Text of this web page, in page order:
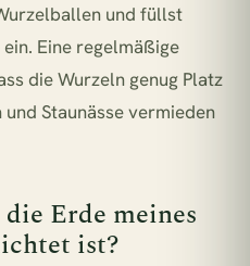
und füllst
Eine regelmäßige
die Wurzeln genug Platz
Staunässe vermieden
Erde meines
ist?